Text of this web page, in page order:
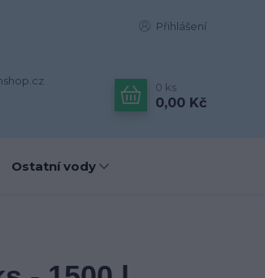
Přihlášení
0 ks
0,00 Kč
Ostatní vody